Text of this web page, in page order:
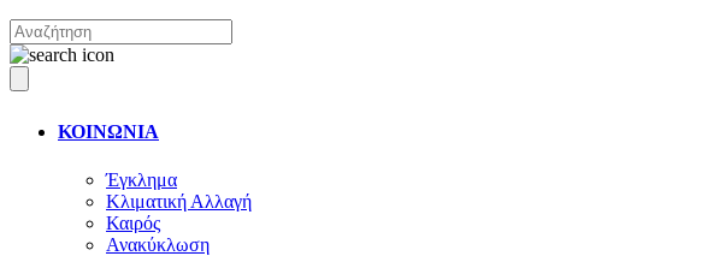
ΚΟΙΝΩΝΙΑ
Έγκλημα
Κλιματική Αλλαγή
Καιρός
Ανακύκλωση